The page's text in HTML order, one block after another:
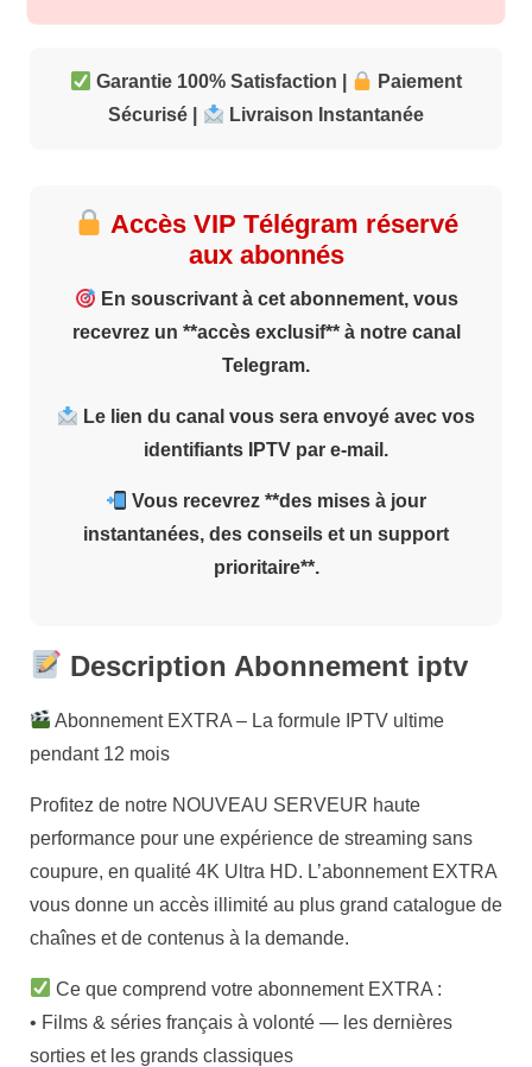
Garantie 100% Satisfaction |
Paiement
Sécurisé |
Livraison Instantanée
Accès VIP Télégram réservé
aux abonnés
En souscrivant à cet abonnement, vous
recevrez un **accès exclusif** à notre canal
Telegram.
Le lien du canal vous sera envoyé avec vos
identifiants IPTV par e-mail.
Vous recevrez **des mises à jour
instantanées, des conseils et un support
prioritaire**.
Description Abonnement iptv
Abonnement EXTRA – La formule IPTV ultime
pendant 12 mois
Profitez de notre NOUVEAU SERVEUR haute
performance pour une expérience de streaming sans
coupure, en qualité 4K Ultra HD. L’abonnement EXTRA
vous donne un accès illimité au plus grand catalogue de
chaînes et de contenus à la demande.
Ce que comprend votre abonnement EXTRA :
• Films & séries français à volonté — les dernières
sorties et les grands classiques